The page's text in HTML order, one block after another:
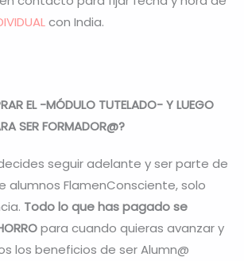
con India.
EL -MÓDULO TUTELADO- Y LUEGO
SER FORMADOR@?
seguir adelante y ser parte de
alumnos FlamenConsciente, solo
Todo lo que has pagado se
para cuando quieras avanzar y
los beneficios de ser Alumn@